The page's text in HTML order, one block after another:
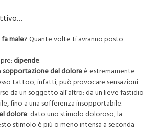
fa male? Quante volte ti avranno posto
dipende.
sopportazione del doloreè estremamente
tattoo, infatti, può provocare sensazioni
da un soggetto all’altro: da un lieve fastidio
fino a una sofferenza insopportabile.
dolore: dato uno stimolo doloroso, la
stimolo è più o meno intensa a seconda